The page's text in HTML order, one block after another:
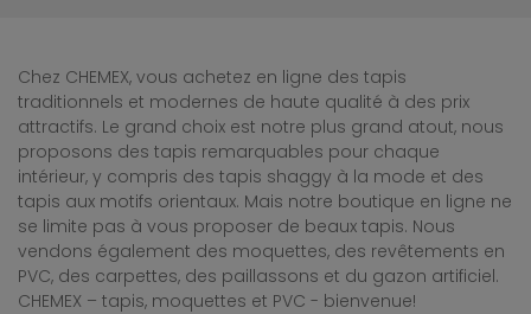
Chez CHEMEX, vous achetez en ligne des tapis
traditionnels et modernes de haute qualité à des prix
attractifs. Le grand choix est notre plus grand atout, nous
proposons des tapis remarquables pour chaque
intérieur, y compris des tapis shaggy à la mode et des
tapis aux motifs orientaux. Mais notre boutique en ligne ne
se limite pas à vous proposer de beaux tapis. Nous
vendons également des moquettes, des revêtements en
PVC, des carpettes, des paillassons et du gazon artificiel.
CHEMEX – tapis, moquettes et PVC - bienvenue!